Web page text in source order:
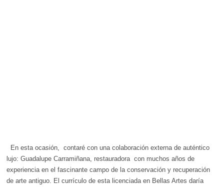
En esta ocasión, contaré con una colaboración externa de auténtico
lujo: Guadalupe Carramiñana, restauradora con muchos años de
experiencia en el fascinante campo de la conservación y recuperación
de arte antiguo. El currículo de esta licenciada en Bellas Artes daría